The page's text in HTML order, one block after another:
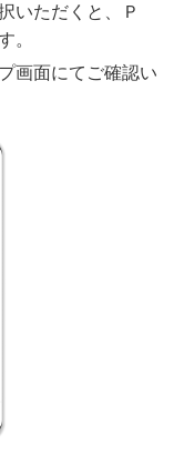
いただくと、Ｐ
。
画面にてご確認い